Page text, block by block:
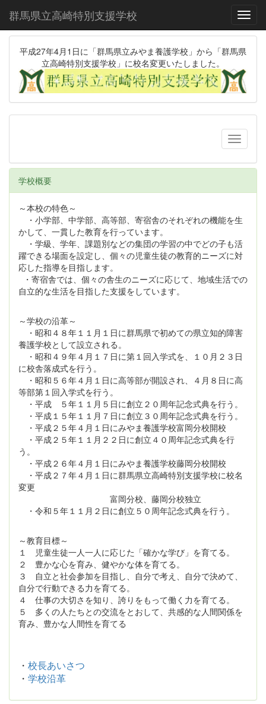
群馬県立高崎特別支援学校
平成27年4月1日に「群馬県立みやま養護学校」から「群馬県
立高崎特別支援学校」に校名変更いたしました。
学校概要
～本校の特色～
・小学部、中学部、高等部、寄宿舎のそれぞれの機能を生
かして、一貫した教育を行っています。
・学級、学年、課題別などの集団の学習の中でどの子も活
躍できる場面を設定し、個々の児童生徒の教育的ニーズに対
応した指導を目指します。
・寄宿舎では、個々の舎生のニーズに応じて、地域生活での
自立的な生活を目指した支援をしています。
～学校の沿革～
・昭和４８年１１月１日に群馬県で初めての県立知的障害
養護学校として設立される。
・昭和４９年４月１７日に第１回入学式を、１０月２３日
に校舎落成式を行う。
・昭和５６年４月１日に高等部が開設され、４月８日に高
等部第１回入学式を行う。
・平成 ５年１１月５日に創立２０周年記念式典を行う。
・平成１５年１１月７日に創立３０周年記念式典を行う。
・平成２５年４月１日にみやま養護学校富岡分校開校
・平成２５年１１月２２日に創立４０周年記念式典を行
う。
・平成２６年４月１日にみやま養護学校藤岡分校開校
・平成２７年４月１日に群馬県立高崎特別支援学校に校名
変更
富岡分校、藤岡分校独立
・令和５年１１月２日に創立５０周年記念式典を行う。
～教育目標～
１ 児童生徒一人一人に応じた「確かな学び」を育てる。
２ 豊かな心を育み、健やかな体を育てる。
３ 自立と社会参加を目指し、自分で考え、自分で決めて、
自分で行動できる力を育てる。
４ 仕事の大切さを知り、誇りをもって働く力を育てる。
５ 多くの人たちとの交流をとおして、共感的な人間関係を
育み、豊かな人間性を育てる
・ 校長あいさつ
・ 学校沿革